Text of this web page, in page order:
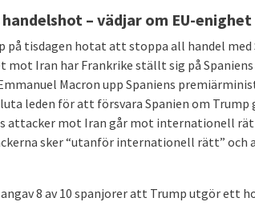
– vädjar om EU-enighet
på tisdagen hotat att stoppa all handel med
mot Iran har Frankrike ställt sig på Spaniens
Macron upp Spaniens
leden för att försvara Spanien om Trump
attacker mot Iran går mot internationell
sker “utanför internationell rätt” och
angav 8 av 10 spanjorer att Trump utgör ett